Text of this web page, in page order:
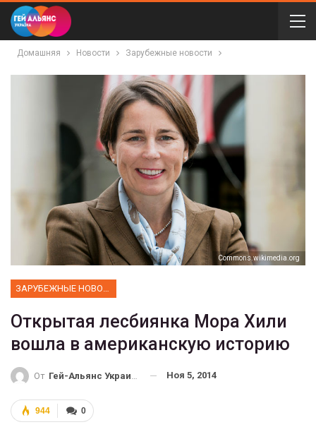
Домашняя Новости Зарубежные новости
Сommons.wikimedia.org
ЗАРУБЕЖНЫЕ НОВОСТИ
Открытая лесбиянка Мора Хили
вошла в американскую историю
От Гей-Альянс Украина Ноя 5, 2014
0
944